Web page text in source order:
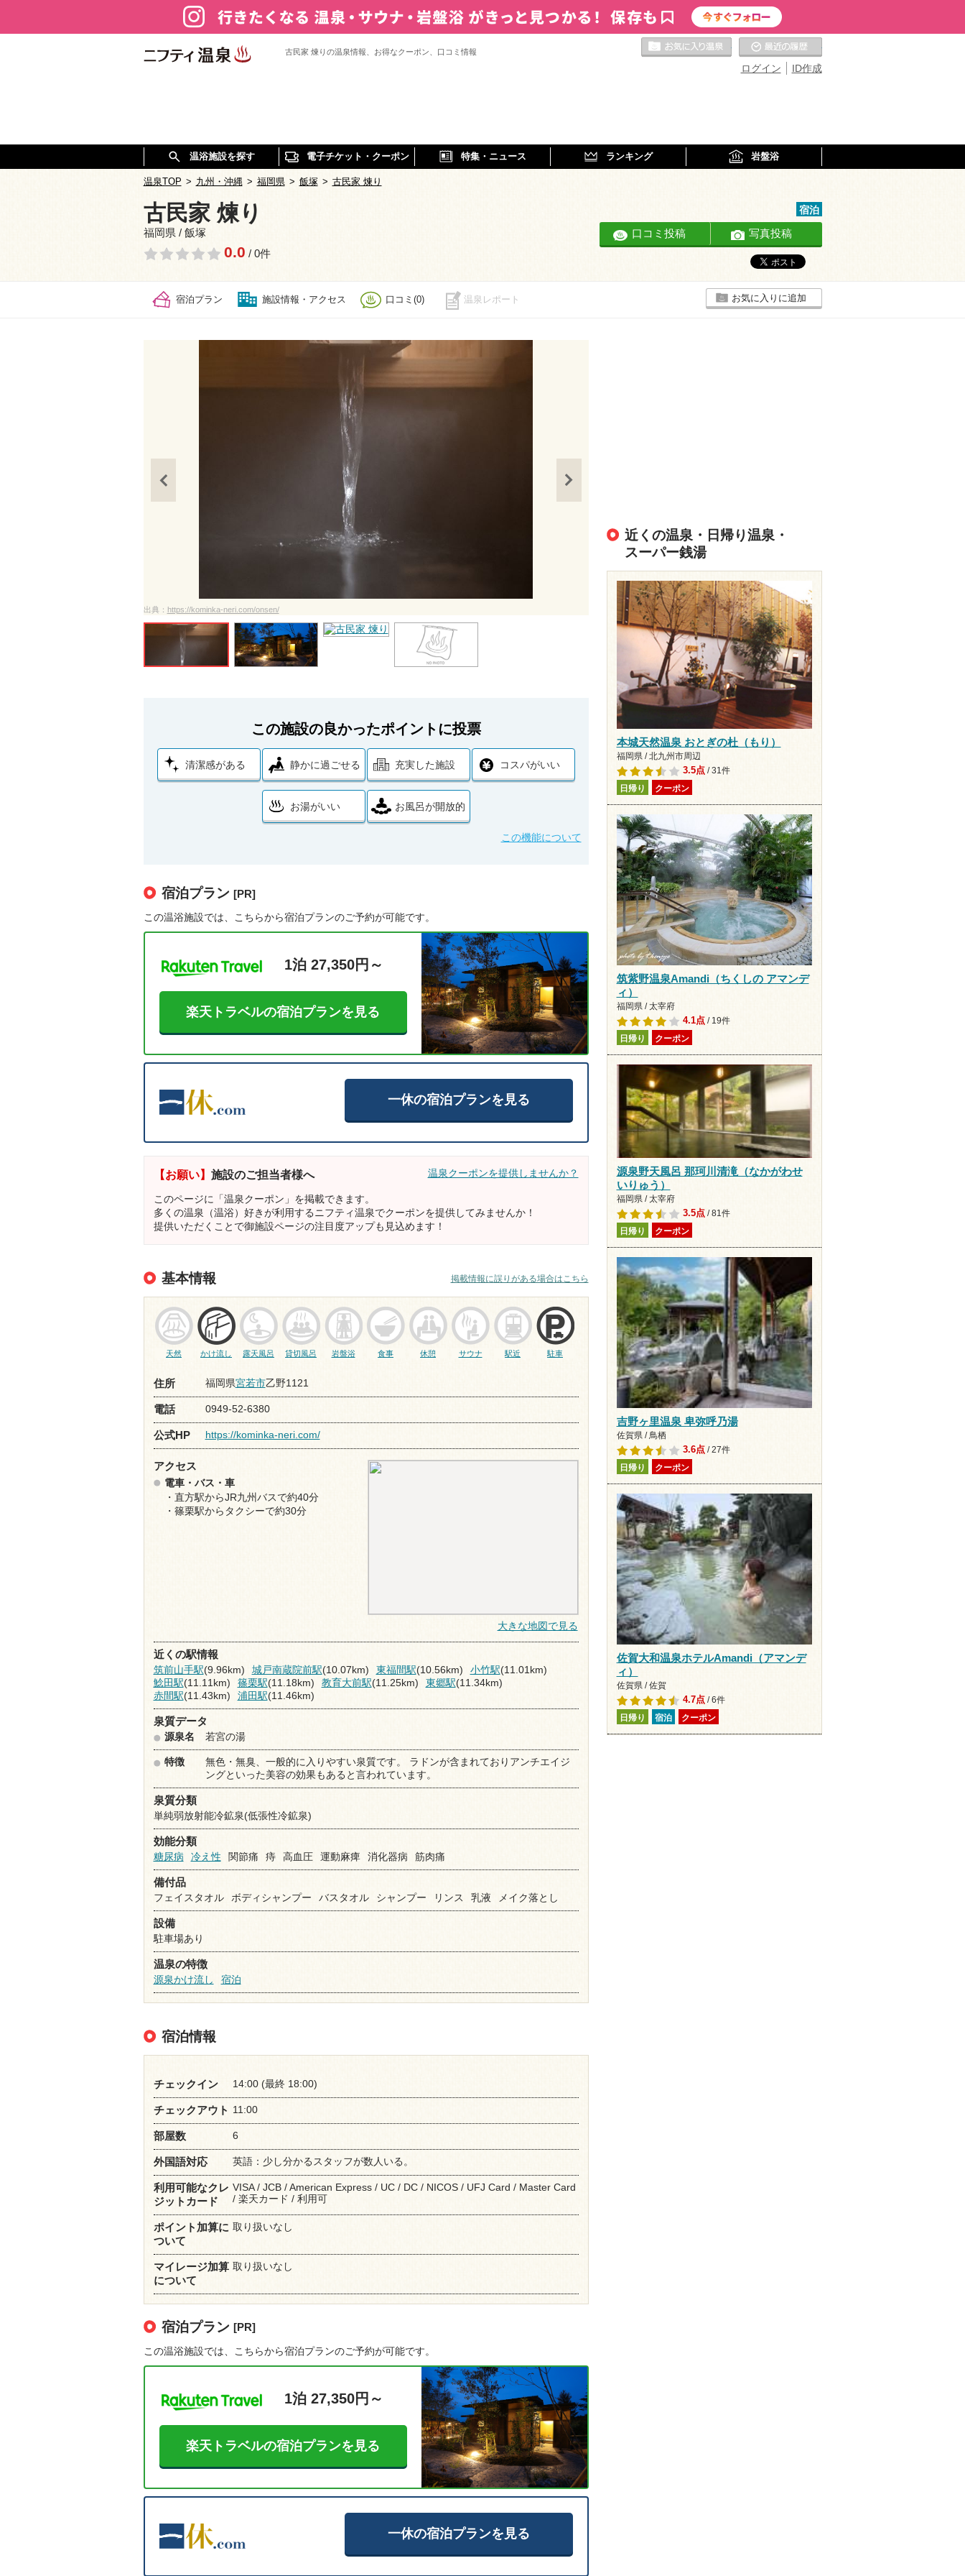
古民家 煉りの温泉情報、お得なクーポン、口コミ情報
ID作成
ログイン
お気に入りの温泉
温浴施設を探す 電子チケット・クーポン 特集・ニュース ランキング 岩盤浴
温泉TOP > 九州・沖縄 > 福岡県 > 飯塚 > 古民家 煉り
古民家 煉り
福岡県 / 飯塚
0.0 / 0件
宿泊
口コミ投稿 写真投稿
宿泊プラン 施設情報・アクセス 口コミ(0) 温泉レポート お気に入りに追加
出典： https://kominka-neri.com/onsen/ https://travel.rakuten.co.jp/HOTEL/183098/
この施設の良かったポイントに投票
清潔感がある 静かに過ごせる 充実した施設 コスパがいい
お湯がいい お風呂が開放的
この機能について
宿泊プラン [PR]
この温浴施設では、こちらから宿泊プランのご予約が可能です。
1泊 27,350円～
楽天トラベルの宿泊プランを見る
一休の宿泊プランを見る
【お願い】 施設のご担当者様へ 温泉クーポンを提供しませんか？
このページに「温泉クーポン」を掲載できます。
多くの温泉（温浴）好きが利用するニフティ温泉でクーポンを提供してみませんか！
提供いただくことで御施設ページの注目度アップも見込めます！
基本情報 掲載情報に誤りがある場合はこちら
天然 かけ流し 露天風呂 貸切風呂 岩盤浴 食事 休憩 サウナ 駅近 駐車
住所 福岡県宮若市乙野1121
電話 0949-52-6380
公式HP https://kominka-neri.com/
アクセス
電車・バス・車
・直方駅からJR九州バスで約40分
・篠栗駅からタクシーで約30分
大きな地図で見る
近くの駅情報
筑前山手駅(9.96km) 城戸南蔵院前駅(10.07km) 東福間駅(10.56km) 小竹駅(11.01km)
鯰田駅(11.11km) 篠栗駅(11.18km) 教育大前駅(11.25km) 東郷駅(11.34km)
赤間駅(11.43km) 浦田駅(11.46km)
泉質データ
源泉名
若宮の湯
特徴
無色・無臭、一般的に入りやすい泉質です。 ラドンが含まれておりアンチエイジ
ングといった美容の効果もあると言われています。
泉質分類
単純弱放射能冷鉱泉(低張性冷鉱泉)
効能分類
糖尿病
冷え性 関節痛 痔 高血圧 運動麻痺 消化器病 筋肉痛
備付品
フェイスタオル
ボディシャンプー バスタオル シャンプー リンス 乳液 メイク落とし
設備
駐車場あり
温泉の特徴
源泉かけ流し
宿泊
宿泊情報
チェックイン 14:00 (最終 18:00)
チェックアウト 11:00
部屋数 6
外国語対応 英語：少し分かるスタッフが数人いる。
利用可能なクレ
ジットカード
VISA / JCB / American Express / UC / DC / NICOS / UFJ Card / Master Card
/ 楽天カード / 利用可
ポイント加算に
ついて
取り扱いなし
マイレージ加算
について
取り扱いなし
宿泊プラン [PR]
この温浴施設では、こちらから宿泊プランのご予約が可能です。
1泊 27,350円～
楽天トラベルの宿泊プランを見る
一休の宿泊プランを見る
近くの温泉・日帰り温泉・
スーパー銭湯
本城天然温泉 おとぎの杜（もり）
福岡県 / 北九州市周辺
3.5点/ 31件
日帰り クーポン
筑紫野温泉Amandi（ちくしの アマンデ
ィ）
福岡県 / 太宰府
4.1点/ 19件
日帰り クーポン
源泉野天風呂 那珂川清滝（なかがわせ
いりゅう）
福岡県 / 太宰府
3.5点/ 81件
日帰り クーポン
吉野ヶ里温泉 卑弥呼乃湯
佐賀県 / 鳥栖
3.6点/ 27件
日帰り クーポン
佐賀大和温泉ホテルAmandi（アマンデ
ィ）
佐賀県 / 佐賀
4.7点/ 6件
日帰り 宿泊 クーポン